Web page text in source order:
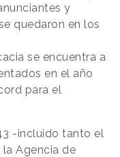
y
quedaron en los
se encuentra a
en el año
para el
-incluido tanto el
Agencia de